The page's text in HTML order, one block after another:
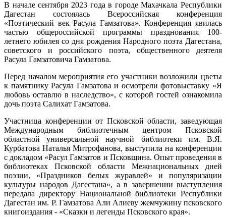
В начале сентября 2023 года в городе Махачкала Республики
Дагестан состоялась Всероссийская конференция
«Поэтический век Расула Гамзатова». Конференция явилась
частью общероссийской программы празднования 100-
летнего юбилея со дня рождения Народного поэта Дагестана,
советского и российского поэта, общественного деятеля
Расула Гамзатовича Гамзатова.
Перед началом мероприятия его участники возложили цветы
к памятнику Расула Гамзатова и осмотрели фотовыставку «Я
любовь оставлю в наследство», с которой гостей ознакомила
дочь поэта Салихат Гамзатова.
Участница конференции от Псковской области, заведующая
Международным библиотечным центром Псковской
областной универсальной научной библиотеки им. В.Я.
Курбатова Наталья Митрофанова, выступила на конференции
с докладом «Расул Гамзатов и Псковщина. Опыт проведения в
библиотеках Псковской области Межнациональных дней
поэзии, «Праздников белых журавлей» и популяризации
культуры народов Дагестана», а в завершении выступления
передала директору Национальной библиотеки Республики
Дагестан им. Р. Гамзатова Али Алиеву жемчужину псковского
книгоиздания - «Сказки и легенды Псковского края».